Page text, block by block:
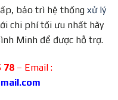
bảo trì hệ thống xử lý
chi phí tối ưu nhất hãy
Minh để được hỗ trợ.
78 – Email :